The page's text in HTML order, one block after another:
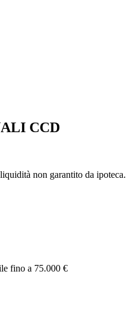
CCD
non garantito da ipoteca.
fino a 75.000 €